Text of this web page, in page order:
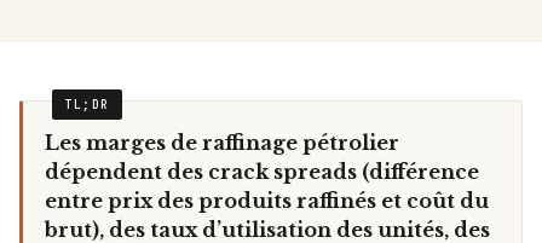
Les marges de raffinage pétrolier
dépendent des crack spreads (différence
entre prix des produits raffinés et coût du
brut), des taux d’utilisation des unités, des